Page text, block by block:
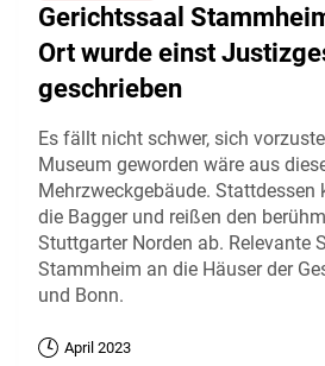
Gerichtssaal
Ort wurde einst
geschrieben
Es fällt nicht schwer, sich
Museum geworden wäre aus
Mehrzweckgebäude.
die Bagger und reißen den
Stuttgarter Norden ab. Relevante
Stammheim an die Häuser der
und Bonn.
April 2023